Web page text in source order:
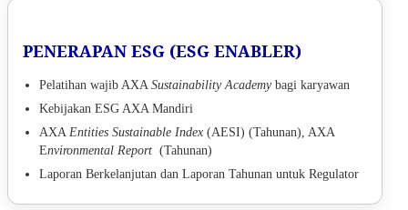
PENERAPAN ESG (ESG ENABLER)
Pelatihan wajib AXA Sustainability Academy bagi karyawan
Kebijakan ESG AXA Mandiri
AXA Entities Sustainable Index (AESI) (Tahunan), AXA
Environmental Report (Tahunan)
Laporan Berkelanjutan dan Laporan Tahunan untuk Regulator